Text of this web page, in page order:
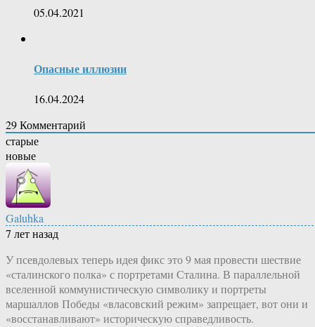
05.04.2021
Опасные иллюзии
16.04.2024
29Комментарий
старые
новые
Galuhka
7 лет назад
У псевдолевых теперь идея фикс это 9 мая провести шествие
«сталинского полка» с портретами Сталина. В параллельной
вселенной коммунистическую символику и портреты
маршаллов Победы «власовский режим» запрещает, вот они и
«восстанавливают» историческую справедливость.